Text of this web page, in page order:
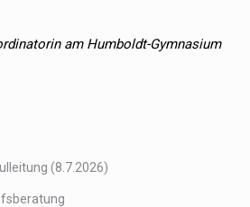
am Humboldt-Gymnasium
(8.7.2026)